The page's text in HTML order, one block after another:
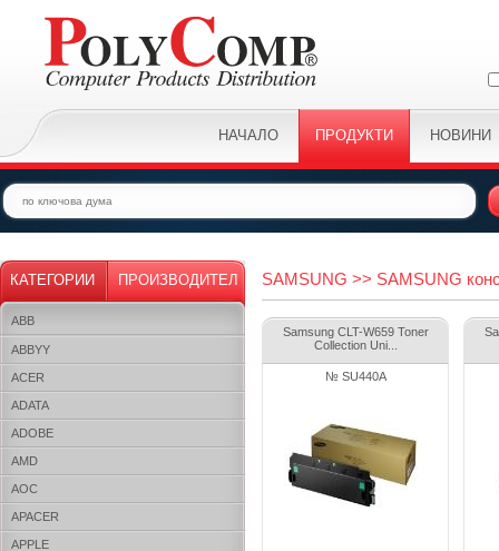
НАЧАЛО ПРОДУКТИ НОВИНИ
КАТЕГОРИИ ПРОИЗВОДИТЕЛ
ABB
ABBYY
ACER
ADATA
ADOBE
AMD
AOC
APACER
APPLE
SAMSUNG >> SAMSUNG
Samsung CLT-W659 Toner
Collection Uni...
№ SU440A